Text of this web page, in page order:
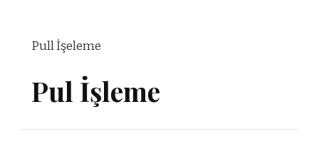
Pull İşeleme
Pul İşleme